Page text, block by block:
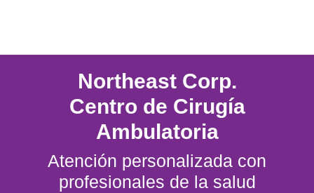
Northeast Corp.
Centro de Cirugía
Ambulatoria
Atención personalizada con
profesionales de la salud